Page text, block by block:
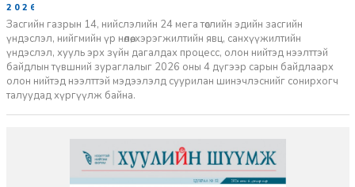
2026-06-29
Засгийн газрын 14, нийслэлийн 24 мега төслийн эдийн засгийн
үндэслэл, нийгмийн үр нөлөө, хэрэгжилтийн явц, санхүүжилтийн
үндэслэл, хууль эрх зүйн дагалдах процесс, олон нийтэд нээлттэй
байдлын түвшний зураглалыг 2026 оны 4 дүгээр сарын байдлаарх
олон нийтэд нээлттэй мэдээлэлд суурилан шинэчлэснийг сонирхогч
талуудад хүргүүлж байна.